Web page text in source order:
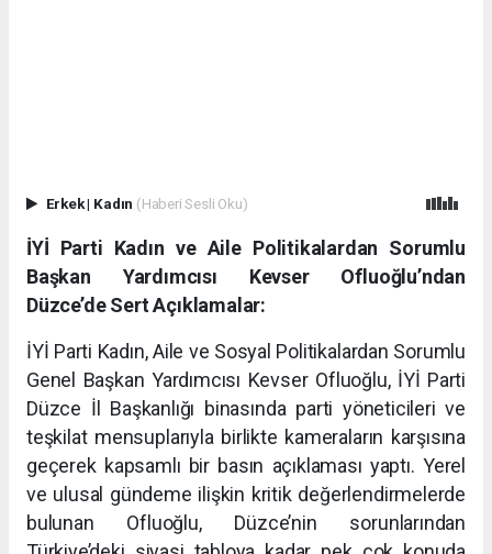
Erkek| Kadın (Haberi Sesli Oku)
İYİ Parti Kadın ve Aile Politikalardan Sorumlu
Başkan Yardımcısı Kevser Ofluoğlu’ndan
Düzce’de Sert Açıklamalar:
İYİ Parti Kadın, Aile ve Sosyal Politikalardan Sorumlu
Genel Başkan Yardımcısı Kevser Ofluoğlu, İYİ Parti
Düzce İl Başkanlığı binasında parti yöneticileri ve
teşkilat mensuplarıyla birlikte kameraların karşısına
geçerek kapsamlı bir basın açıklaması yaptı. Yerel
ve ulusal gündeme ilişkin kritik değerlendirmelerde
bulunan Ofluoğlu, Düzce’nin sorunlarından